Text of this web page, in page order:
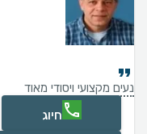
נעים מקצועי ויסודי מאוד
חיוג